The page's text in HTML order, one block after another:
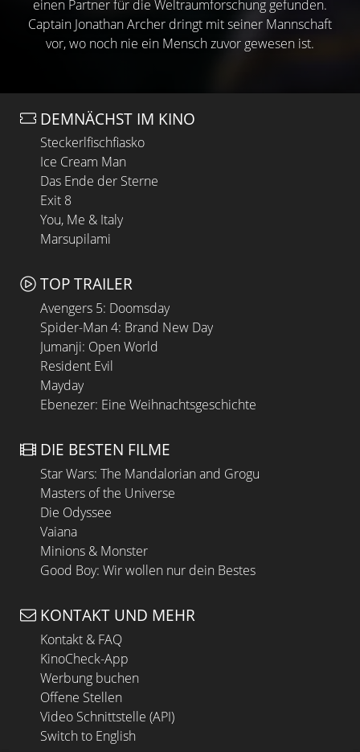
einen Partner für die Weltraumforschung gefunden.
Captain Jonathan Archer dringt mit seiner Mannschaft
vor, wo noch nie ein Mensch zuvor gewesen ist.
DEMNÄCHST IM KINO
Steckerlfischfiasko
Ice Cream Man
Das Ende der Sterne
Exit 8
You, Me & Italy
Marsupilami
TOP TRAILER
Avengers 5: Doomsday
Spider-Man 4: Brand New Day
Jumanji: Open World
Resident Evil
Mayday
Ebenezer: Eine Weihnachtsgeschichte
DIE BESTEN FILME
Star Wars: The Mandalorian and Grogu
Masters of the Universe
Die Odyssee
Vaiana
Minions & Monster
Good Boy: Wir wollen nur dein Bestes
KONTAKT UND MEHR
Kontakt & FAQ
KinoCheck-App
Werbung buchen
Offene Stellen
Video Schnittstelle (API)
Switch to English